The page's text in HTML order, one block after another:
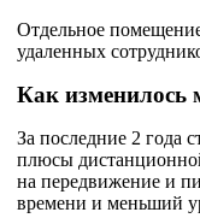
Отдельное
удаленных
Как изменилось
За последние 2 года
плюсы
на передвижение и
времени и меньший